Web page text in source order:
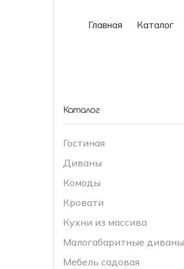
Главная Каталог
Каталог
Гостиная
Диваны
Комоды
Кровати
Кухни из массива
Малогабаритные диваны
Мебель садовая